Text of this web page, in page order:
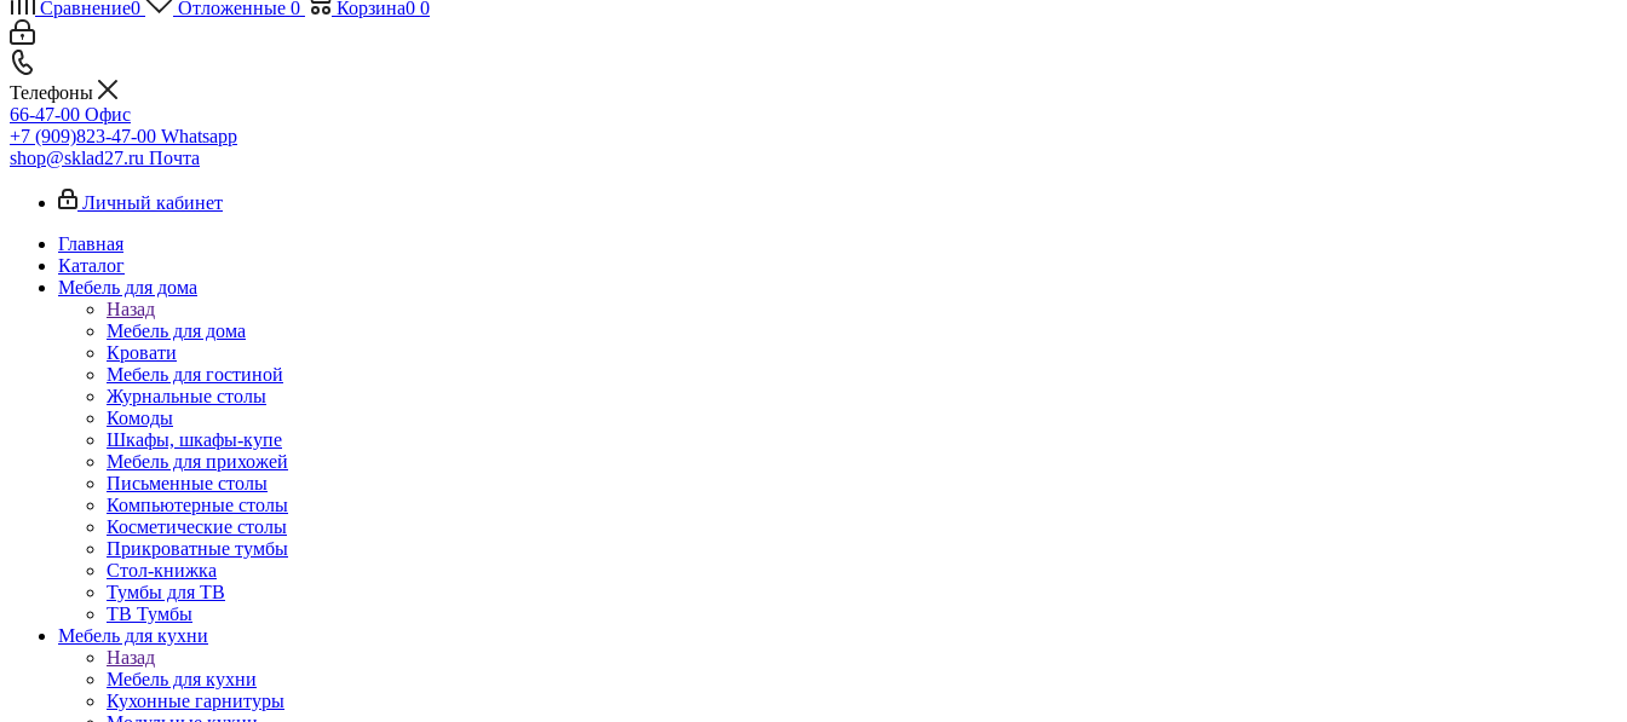
Сравнение0 Отложенные 0 Корзина0 0
Телефоны
66-47-00 Офис
+7 (909)823-47-00 Whatsapp
shop@sklad27.ru Почта
Личный кабинет
Главная
Каталог
Мебель для дома
Назад
Мебель для дома
Кровати
Мебель для гостиной
Журнальные столы
Комоды
Шкафы, шкафы-купе
Мебель для прихожей
Письменные столы
Компьютерные столы
Косметические столы
Прикроватные тумбы
Стол-книжка
Тумбы для ТВ
ТВ Тумбы
Мебель для кухни
Назад
Мебель для кухни
Кухонные гарнитуры